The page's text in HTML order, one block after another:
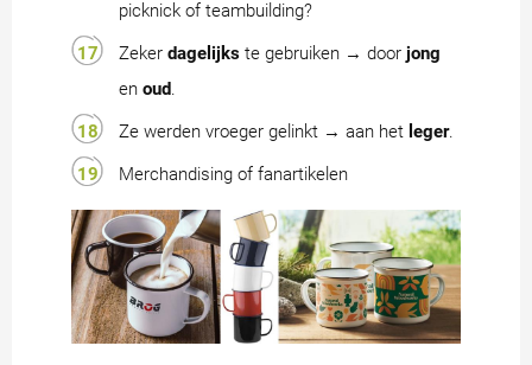
picknick of teambuilding?
Zeker dagelijks te gebruiken → door jong
en oud.
Ze werden vroeger gelinkt → aan het leger.
Merchandising of fanartikelen